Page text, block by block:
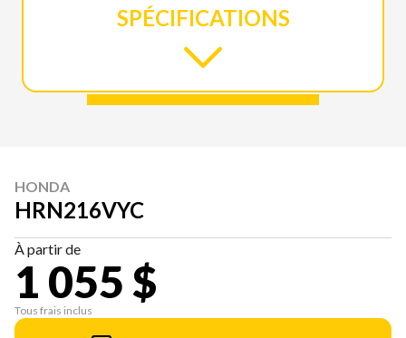
SPÉCIFICATIONS
HONDA
HRN216VYC
À partir de
1 055 $
Tous frais inclus